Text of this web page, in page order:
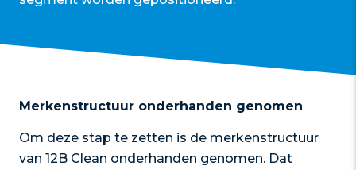
Merkenstructuur onderhanden genomen
Om deze stap te zetten is de merkenstructuur
van 12B Clean onderhanden genomen. Dat